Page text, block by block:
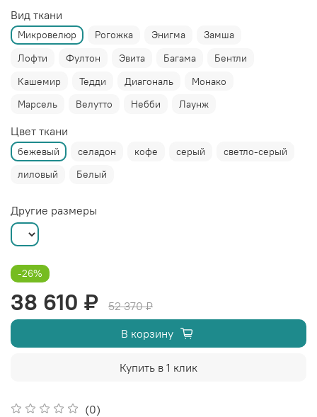
(0)
Вид ткани
Микровелюр Рогожка Энигма
Замша
Лофти
Фултон Эвита Багама
Бентли
Кашемир
Тедди Диагональ
Монако
Марсель
Велутто Небби Лаунж
Цвет ткани
бежевый селадон кофе серый
светло-серый
лиловый
Белый
-26%
38 610 ₽
52 370 ₽
В корзину
Купить в 1 клик
Другие размеры